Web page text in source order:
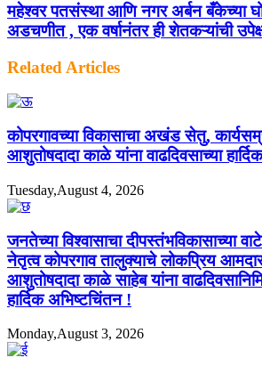
महेश्वर पतसंस्था आणि नगर अर्बन बँकेच्या
अडचणीत , एक वर्षानंतर ही शेतकऱ्यांची
Related Articles
कोपरगावच्या विकासाचा अखंड सेतु,
आशुतोषदादा काळे यांना वाढदिवसाच्या
Tuesday,August 4, 2026
जनतेच्या विश्वासाचा दीपस्तंभविकासाच्या
नेतृत्व कोपरगाव तालुक्याचे लोकप्रिय
आशुतोषदादा काळे साहेब यांना
हार्दिक अभिष्टचिंतन !
Monday,August 3, 2026